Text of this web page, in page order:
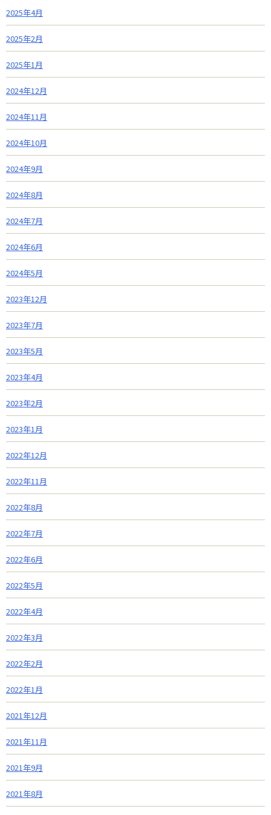
2025年4月
2025年2月
2025年1月
2024年12月
2024年11月
2024年10月
2024年9月
2024年8月
2024年7月
2024年6月
2024年5月
2023年12月
2023年7月
2023年5月
2023年4月
2023年2月
2023年1月
2022年12月
2022年11月
2022年8月
2022年7月
2022年6月
2022年5月
2022年4月
2022年3月
2022年2月
2022年1月
2021年12月
2021年11月
2021年9月
2021年8月